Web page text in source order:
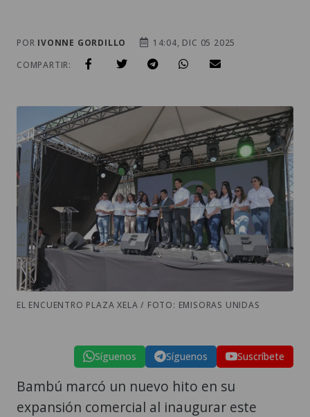
POR IVONNE GORDILLO
14:04, DIC 05 2025
COMPARTIR:
EL ENCUENTRO PLAZA XELA / FOTO: EMISORAS UNIDAS
Síguenos Síguenos Suscríbete
Bambú marcó un nuevo hito en su
expansión comercial al inaugurar este